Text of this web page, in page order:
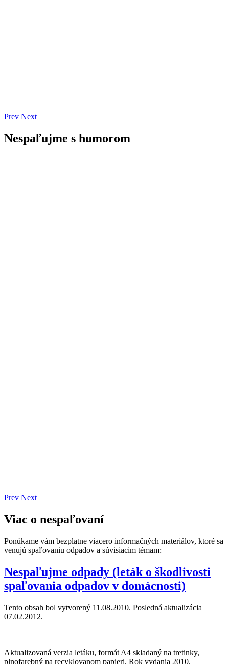
Prev Next
Nespaľujme s humorom
Prev Next
Viac o nespaľovaní
Ponúkame vám bezplatne viacero informačných materiálov, ktoré sa
venujú spaľovaniu odpadov a súvisiacim témam:
Nespaľujme odpady (leták o škodlivosti
spaľovania odpadov v domácnosti)
Tento obsah bol vytvorený 11.08.2010. Posledná aktualizácia
07.02.2012.
Aktualizovaná verzia letáku, formát A4 skladaný na tretinky,
plnofarebný na recyklovanom papieri. Rok vydania 2010.